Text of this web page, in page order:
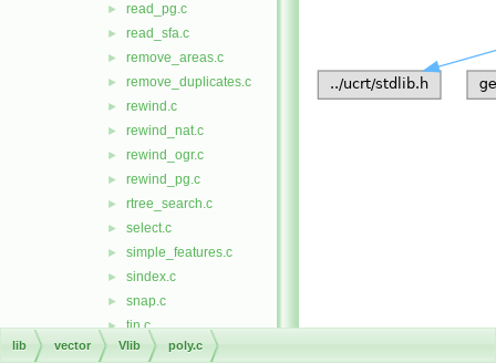
► read_pg.c
► read_sfa.c
► remove_areas.c
► remove_duplicates.c
► rewind.c
► rewind_nat.c
► rewind_ogr.c
► rewind_pg.c
► rtree_search.c
► select.c
► simple_features.c
► sindex.c
► snap.c
► tin.c
► type.c
lib vector Vlib poly.c